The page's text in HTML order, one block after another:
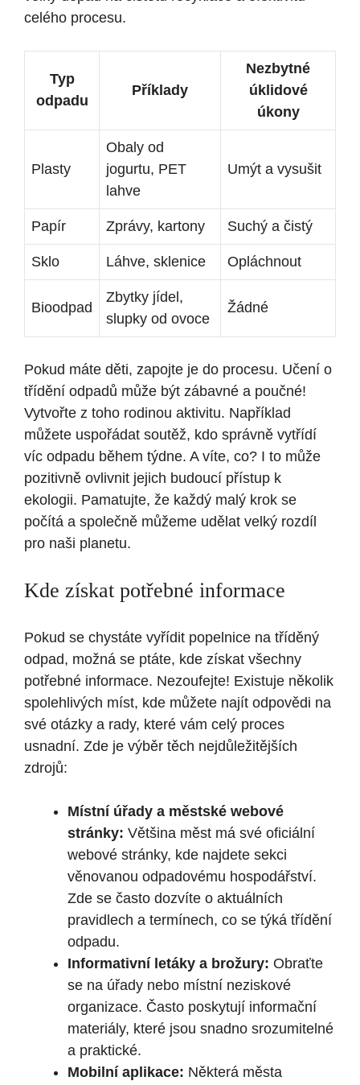
celého procesu.
Typ
odpadu
Příklady
Nezbytné
úklidové
úkony
Plasty
Obaly od
jogurtu, PET
lahve
Umýt a vysušit
Papír Zprávy, kartony Suchý a čistý
Sklo Láhve, sklenice Opláchnout
Bioodpad
Zbytky jídel,
slupky od ovoce
Žádné
Pokud máte děti, zapojte je do procesu. Učení o
třídění odpadů může být zábavné a poučné!
Vytvořte z toho rodinou aktivitu. Například
můžete uspořádat soutěž, kdo správně vytřídí
víc odpadu během týdne. A víte, co? I to může
pozitivně ovlivnit jejich budoucí přístup k
ekologii. Pamatujte, že každý malý krok se
počítá a společně můžeme udělat velký rozdíl
pro naši planetu.
Kde získat potřebné informace
Pokud se chystáte vyřídit popelnice na tříděný
odpad, možná se ptáte, kde získat všechny
potřebné informace. Nezoufejte! Existuje několik
spolehlivých míst, kde můžete najít odpovědi na
své otázky a rady, které vám celý proces
usnadní. Zde je výběr těch nejdůležitějších
zdrojů:
Místní úřady a městské webové
stránky: Většina měst má své oficiální
webové stránky, kde najdete sekci
věnovanou odpadovému hospodářství.
Zde se často dozvíte o aktuálních
pravidlech a termínech, co se týká třídění
odpadu.
Informativní letáky a brožury: Obraťte
se na úřady nebo místní neziskové
organizace. Často poskytují informační
materiály, které jsou snadno srozumitelné
a praktické.
Mobilní aplikace: Některá města